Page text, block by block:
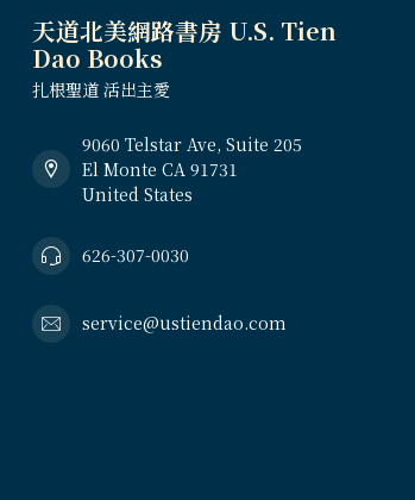
天道北美網路書房 U.S. Tien
Dao Books
扎根聖道 活出主愛
9060 Telstar Ave, Suite 205
El Monte CA 91731
United States
626-307-0030
service@ustiendao.com